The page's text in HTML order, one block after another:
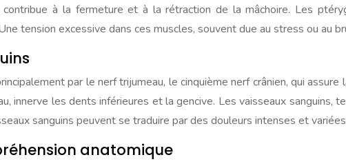
à la fermeture et à la rétraction de la mâchoire. Les
tension excessive dans ces muscles, souvent due au stress ou au
par le nerf trijumeau, le cinquième nerf crânien, qui
innerve les dents inférieures et la gencive. Les vaisseaux
sanguins peuvent se traduire par des douleurs intenses et
anatomique